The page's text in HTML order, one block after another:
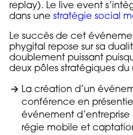
replay). Le live event
dans une stratégie social
Le succès de cet
phygital repose sur sa
doublement puissant
deux pôles stratégiques du
La création d’un
conférence en
événement d’entreprise
régie mobile et